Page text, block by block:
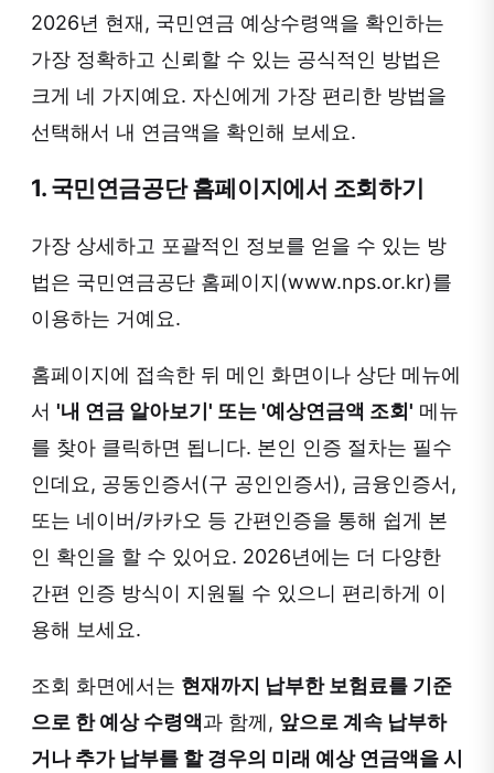
2026년 현재, 국민연금 예상수령액을 확인하는
가장 정확하고 신뢰할 수 있는 공식적인 방법은
크게 네 가지예요. 자신에게 가장 편리한 방법을
선택해서 내 연금액을 확인해 보세요.
1. 국민연금공단 홈페이지에서 조회하기
가장 상세하고 포괄적인 정보를 얻을 수 있는 방
법은 국민연금공단 홈페이지(www.nps.or.kr)를
이용하는 거예요.
홈페이지에 접속한 뒤 메인 화면이나 상단 메뉴에
서 '내 연금 알아보기' 또는 '예상연금액 조회' 메뉴
를 찾아 클릭하면 됩니다. 본인 인증 절차는 필수
인데요, 공동인증서(구 공인인증서), 금융인증서,
또는 네이버/카카오 등 간편인증을 통해 쉽게 본
인 확인을 할 수 있어요. 2026년에는 더 다양한
간편 인증 방식이 지원될 수 있으니 편리하게 이
용해 보세요.
조회 화면에서는 현재까지 납부한 보험료를 기준
으로 한 예상 수령액과 함께, 앞으로 계속 납부하
거나 추가 납부를 할 경우의 미래 예상 연금액을 시